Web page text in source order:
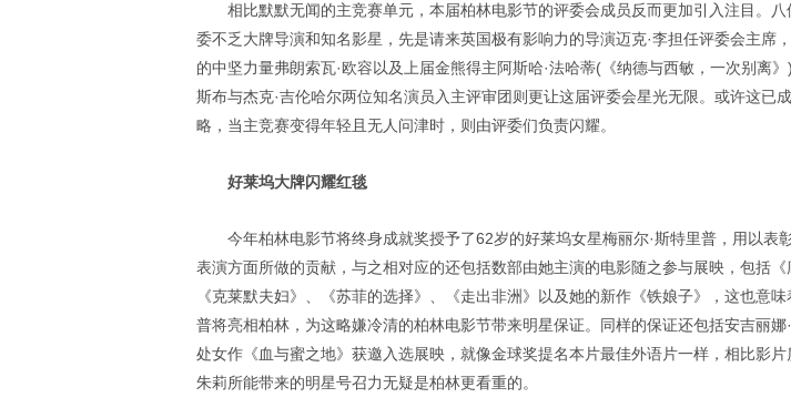
相比默默无闻的主竞赛单元，本届柏林电影节的评委会成员反而更加引入注目。
委不乏大牌导演和知名影星，先是请来英国极有影响力的导演迈克·李担任评委会主席
的中坚力量弗朗索瓦·欧容以及上届金熊得主阿斯哈·法哈蒂(《纳德与西敏，一次别离
斯布与杰克·吉伦哈尔两位知名演员入主评审团则更让这届评委会星光无限。或许这已
略，当主竞赛变得年轻且无人问津时，则由评委们负责闪耀。
好莱坞大牌闪耀红毯
今年柏林电影节将终身成就奖授予了62岁的好莱坞女星梅丽尔·斯特里普，用以表
表演方面所做的贡献，与之相对应的还包括数部由她主演的电影随之参与展映，包括《
《克莱默夫妇》、《苏菲的选择》、《走出非洲》以及她的新作《铁娘子》，这也意味
普将亮相柏林，为这略嫌冷清的柏林电影节带来明星保证。同样的保证还包括安吉丽娜
处女作《血与蜜之地》获邀入选展映，就像金球奖提名本片最佳外语片一样，相比影片
朱莉所能带来的明星号召力无疑是柏林更看重的。